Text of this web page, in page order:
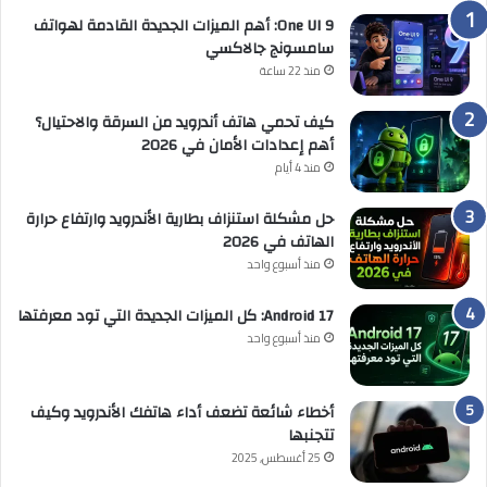
One UI 9: أهم الميزات الجديدة القادمة لهواتف
سامسونج جالاكسي
منذ 22 ساعة
كيف تحمي هاتف أندرويد من السرقة والاحتيال؟
أهم إعدادات الأمان في 2026
منذ 4 أيام
حل مشكلة استنزاف بطارية الأندرويد وارتفاع حرارة
الهاتف في 2026
منذ أسبوع واحد
Android 17: كل الميزات الجديدة التي تود معرفتها
منذ أسبوع واحد
أخطاء شائعة تضعف أداء هاتفك الأندرويد وكيف
تتجنبها
25 أغسطس, 2025